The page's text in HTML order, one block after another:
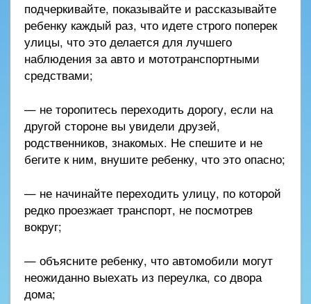
подчеркивайте, показывайте и рассказывайте
ребенку каждый раз, что идете строго поперек
улицы, что это делается для лучшего
наблюдения за авто и мототранспортными
средствами;
— не торопитесь переходить дорогу, если на
другой стороне вы увидели друзей,
родственников, знакомых. Не спешите и не
бегите к ним, внушите ребенку, что это опасно;
— не начинайте переходить улицу, по которой
редко проезжает транспорт, не посмотрев
вокруг;
— объясните ребенку, что автомобили могут
неожиданно выехать из переулка, со двора
дома;